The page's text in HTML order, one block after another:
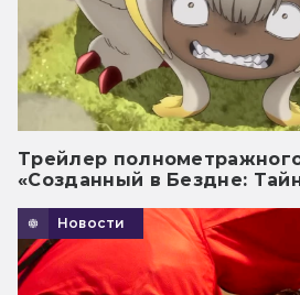
Трейлер
«Созданный в Бездне:
Новости